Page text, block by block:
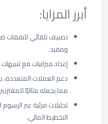
أبرز المزايا:
تصنيف تلقائي
ومفيد.
إعداد ميزانيات مع
دعم العملات المتعددة،
مما يجعله مثاليًا
تحليلات مرئية عبر الرسوم
التخطيط المالي.